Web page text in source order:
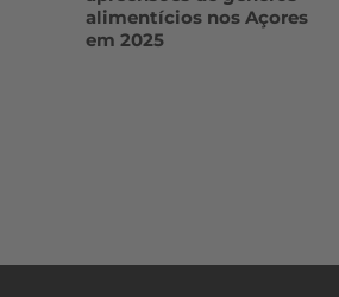
alimentícios nos Açores
em 2025